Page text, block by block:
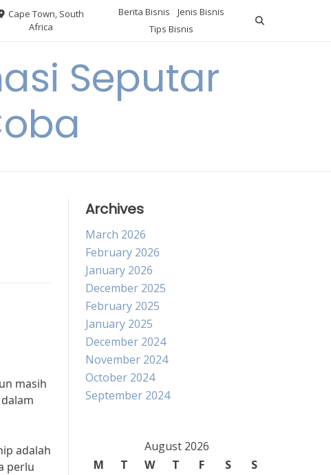
Cape Town, South
Africa
Berita Bisnis
Jenis Bisnis
Tips Bisnis
Seputar
masih
adalah
perlu
Archives
March 2026
February 2026
January 2026
December 2025
February 2025
January 2025
December 2024
November 2024
October 2024
September 2024
August 2026
M
T W T F S
S